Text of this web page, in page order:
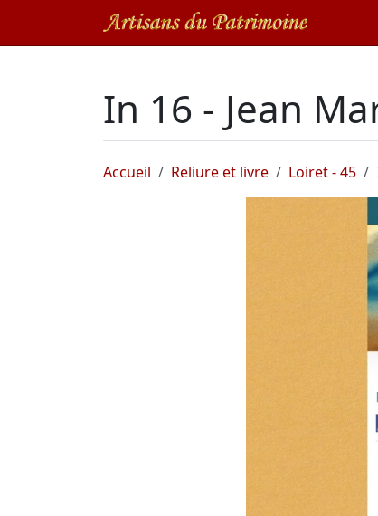
In 16 - Jean
Accueil Reliure et livre Loiret - 45